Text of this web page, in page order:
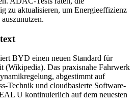
zu aktualisieren, um Energieeffizienz
BYD einen neuen Standard für
(Wikipedia). Das praxisnahe Fahrwerk
abgestimmt auf
Technik und cloudbasierte Software-
U kontinuierlich auf dem neuesten